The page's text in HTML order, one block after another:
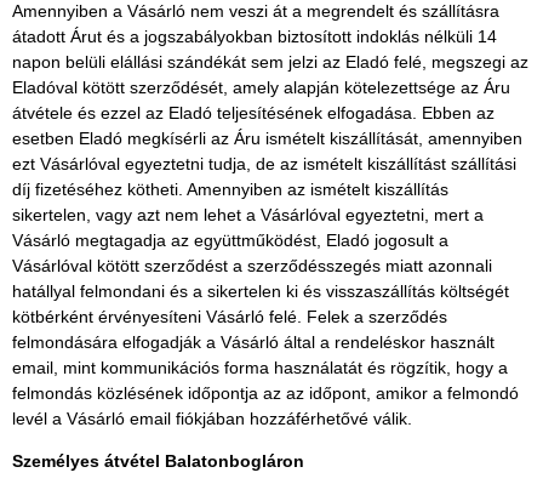
Amennyiben a Vásárló nem veszi át a megrendelt és szállításra
átadott Árut és a jogszabályokban biztosított indoklás nélküli 14
napon belüli elállási szándékát sem jelzi az Eladó felé, megszegi az
Eladóval kötött szerződését, amely alapján kötelezettsége az Áru
átvétele és ezzel az Eladó teljesítésének elfogadása. Ebben az
esetben Eladó megkísérli az Áru ismételt kiszállítását, amennyiben
ezt Vásárlóval egyeztetni tudja, de az ismételt kiszállítást szállítási
díj fizetéséhez kötheti. Amennyiben az ismételt kiszállítás
sikertelen, vagy azt nem lehet a Vásárlóval egyeztetni, mert a
Vásárló megtagadja az együttműködést, Eladó jogosult a
Vásárlóval kötött szerződést a szerződésszegés miatt azonnali
hatállyal felmondani és a sikertelen ki és visszaszállítás költségét
kötbérként érvényesíteni Vásárló felé. Felek a szerződés
felmondására elfogadják a Vásárló által a rendeléskor használt
email, mint kommunikációs forma használatát és rögzítik, hogy a
felmondás közlésének időpontja az az időpont, amikor a felmondó
levél a Vásárló email fiókjában hozzáférhetővé válik.
Személyes átvétel Balatonbogláron